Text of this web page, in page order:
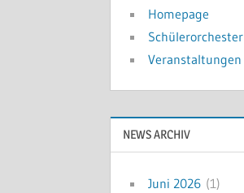
Homepage
Schülerorchester
Veranstaltungen
NEWS ARCHIV
Juni 2026 (1)